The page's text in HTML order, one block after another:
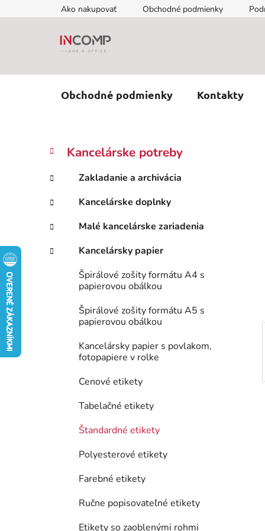
na
Ako nakupovať Obchodné podmienky
Obchodné podmienky Kontakty
B
č
ý
p
n
Preskočiť
kategórie
K
a
e
g
ó
r
e
Kancelárske potreby
Zakladanie a archivácia
Kancelárske doplnky
Malé kancelárske zariadenia
Kancelársky papier
Špirálové zošity formátu A4 s
papierovou obálkou
Špirálové zošity formátu A5 s
papierovou obálkou
Kancelársky papier s povlakom,
fotopapiere v rolke
Cenové etikety
Tabelačné etikety
Štandardné etikety
Polyesterové etikety
Farebné etikety
Ručne popisovateľné etikety
Etikety so zaoblenými rohmi